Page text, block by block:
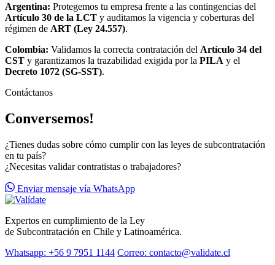
Argentina: Protegemos tu empresa frente a las contingencias del
Artículo 30 de la LCT y auditamos la vigencia y coberturas del
régimen de ART (Ley 24.557).
Colombia: Validamos la correcta contratación del Artículo 34 del
CST y garantizamos la trazabilidad exigida por la PILA y el
Decreto 1072 (SG-SST).
Contáctanos
Conversemos!
¿Tienes dudas sobre cómo cumplir con las leyes de subcontratación
en tu país?
¿Necesitas validar contratistas o trabajadores?
Enviar mensaje vía WhatsApp
Expertos en cumplimiento de la Ley
de Subcontratación en Chile y Latinoamérica.
Whatsapp: +56 9 7951 1144 Correo: contacto@validate.cl